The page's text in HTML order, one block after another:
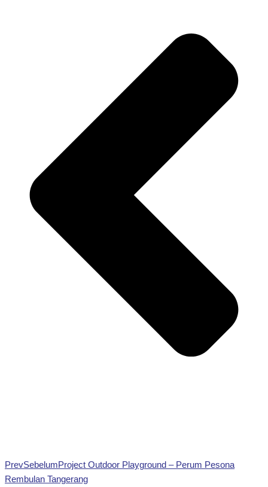
PrevSebelumProject Outdoor Playground – Perum Pesona
Rembulan Tangerang